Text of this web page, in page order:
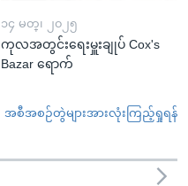
၁၄ မတ္၊ ၂၀၂၅
ကုလအတွင်းရေးမှူးချုပ် Cox's
Bazar ရောက်
အစီအစဉ်တွဲများအားလုံးကြည့်ရှုရန်